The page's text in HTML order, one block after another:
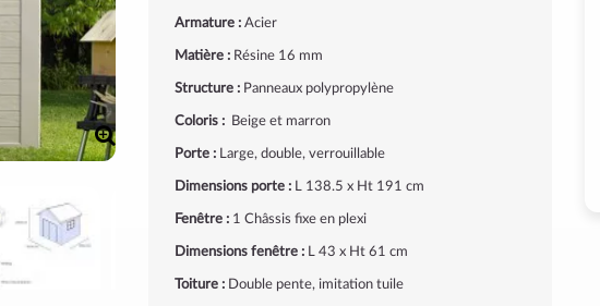
Armature :Acier
Matière :Résine 16 mm
Structure :Panneaux polypropylène
Coloris :Beige et marron
Porte :Large, double, verrouillable
Dimensions porte :L 138.5 x Ht 191 cm
Fenêtre :1 Châssis fixe en plexi
Dimensions fenêtre :L 43 x Ht 61 cm
Toiture :Double pente, imitation tuile